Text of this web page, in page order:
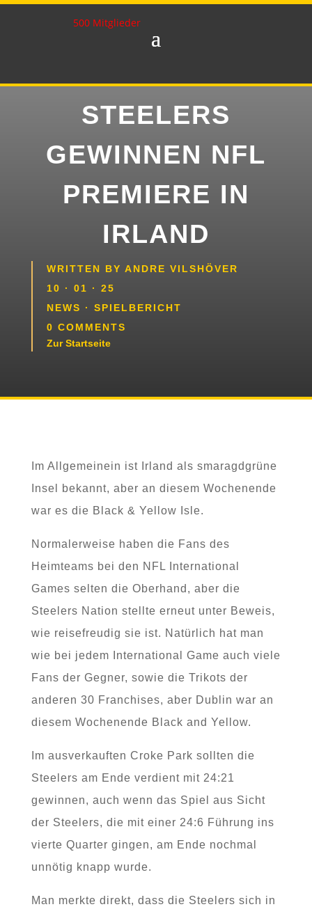
500 Mitglieder
STEELERS
GEWINNEN NFL
PREMIERE IN
IRLAND
WRITTEN BY ANDRE VILSHÖVER
10 · 01 · 25
NEWS · SPIELBERICHT
0 COMMENTS
Zur Startseite
Im Allgemeinein ist Irland als smaragdgrüne
Insel bekannt, aber an diesem Wochenende
war es die Black & Yellow Isle.
Normalerweise haben die Fans des
Heimteams bei den NFL International
Games selten die Oberhand, aber die
Steelers Nation stellte erneut unter Beweis,
wie reisefreudig sie ist. Natürlich hat man
wie bei jedem International Game auch viele
Fans der Gegner, sowie die Trikots der
anderen 30 Franchises, aber Dublin war an
diesem Wochenende Black and Yellow.
Im ausverkauften Croke Park sollten die
Steelers am Ende verdient mit 24:21
gewinnen, auch wenn das Spiel aus Sicht
der Steelers, die mit einer 24:6 Führung ins
vierte Quarter gingen, am Ende nochmal
unnötig knapp wurde.
Man merkte direkt, dass die Steelers sich in